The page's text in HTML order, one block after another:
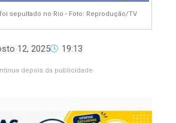
sepultado no Rio - Foto: Reprodução/TV
12, 2025 19:13
depois da publicidade